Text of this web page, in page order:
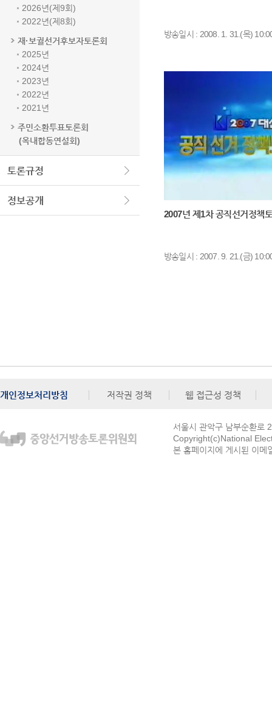
2026년(제9회)
2022년(제8회)
재·보궐선거후보자토론회
2025년
2024년
2023년
2022년
2021년
주민소환투표토론회
(옥내합동연설회)
토론규정
정보공개
방송일시 : 2008. 1. 31.(목)
2007년 제1차 공직선거정책
방송일시 : 2007. 9. 21.(금)
개인정보처리방침 저작권 정책 웹 접근성 정책
서울시 관악구 남부순환로
Copyright(c)National
본 홈페이지에 게시된 이메